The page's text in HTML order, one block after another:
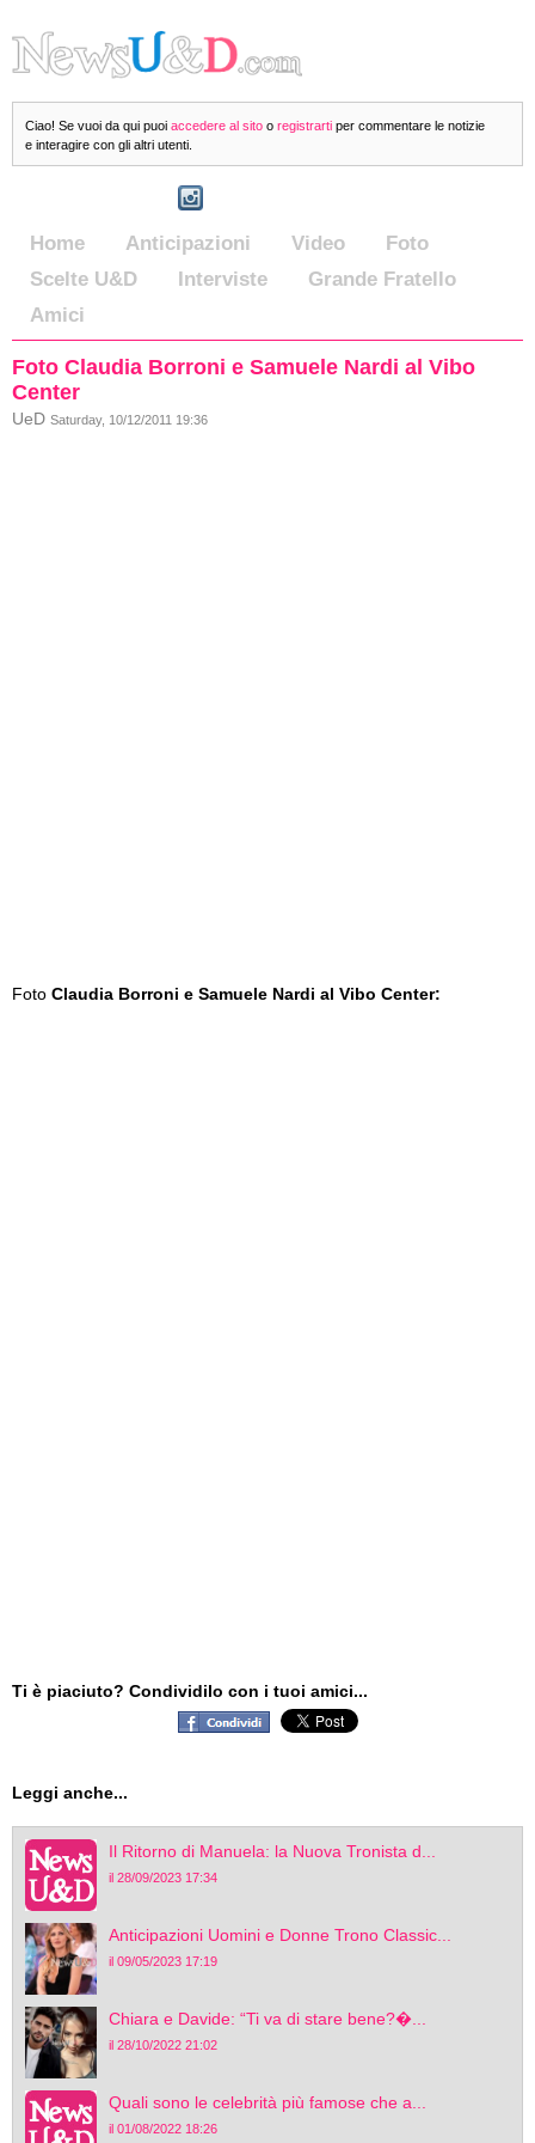
Ciao! Se vuoi da qui puoi accedere al sito o registrarti per commentare le notizie
e interagire con gli altri utenti.
Home Anticipazioni Video
Foto
Scelte U&D
Interviste
Grande Fratello
Amici
Foto Claudia Borroni e Samuele Nardi al Vibo
Center
UeD Saturday, 10/12/2011 19:36
Foto Claudia Borroni e Samuele Nardi al Vibo Center:
Ti è piaciuto? Condividilo con i tuoi amici...
Leggi anche...
Il Ritorno di Manuela: la Nuova Tronista d...
il 28/09/2023 17:34
Anticipazioni Uomini e Donne Trono Classic...
il 09/05/2023 17:19
Chiara e Davide: “Ti va di stare bene?�...
il 28/10/2022 21:02
Quali sono le celebrità più famose che a...
il 01/08/2022 18:26